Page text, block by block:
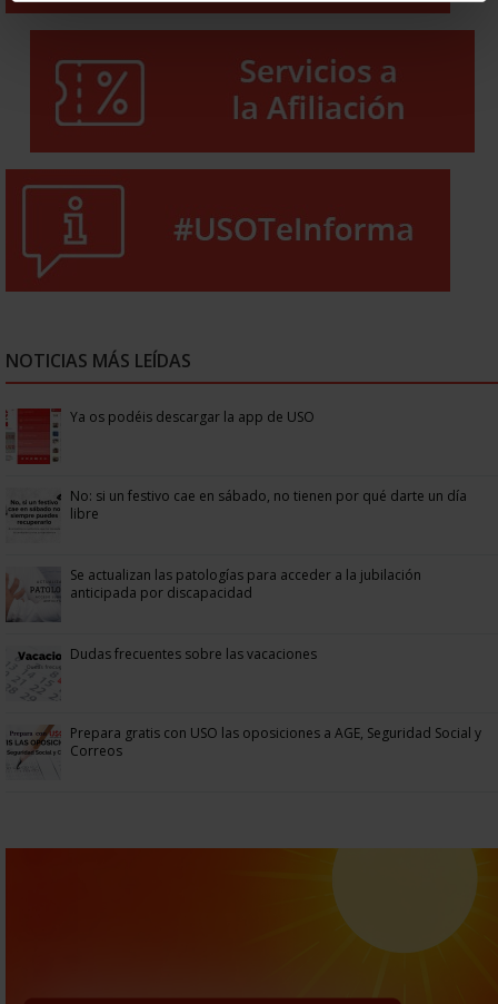
NOTICIAS MÁS LEÍDAS
Ya os podéis descargar la app de USO
No: si un festivo cae en sábado, no tienen por qué darte un día
libre
Se actualizan las patologías para acceder a la jubilación
anticipada por discapacidad
Dudas frecuentes sobre las vacaciones
Prepara gratis con USO las oposiciones a AGE, Seguridad Social y
Correos